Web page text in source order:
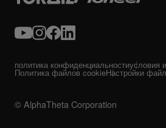
© AlphaTheta Corporation
политика конфиденциальностиусловия
Политика файлов cookieНастройки